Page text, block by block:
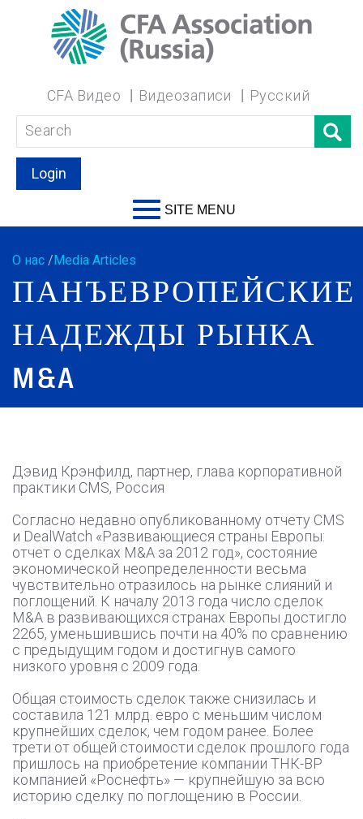
CFA Видео Видеозаписи Русский
Login
SITE MENU
О нас /Media Articles
ПАНЪЕВРОПЕЙСКИЕ
НАДЕЖДЫ РЫНКА
M&A
Дэвид Крэнфилд, партнер, глава корпоративной
практики CMS, Россия
Согласно недавно опубликованному отчету CMS
и DealWatch «Развивающиеся страны Европы:
отчет о сделках M&A за 2012 год», состояние
экономической неопределенности весьма
чувствительно отразилось на рынке слияний и
поглощений. К началу 2013 года число сделок
M&A в развивающихся странах Европы достигло
2265, уменьшившись почти на 40% по сравнению
с предыдущим годом и достигнув самого
низкого уровня с 2009 года.
Общая стоимость сделок также снизилась и
составила 121 млрд. евро с меньшим числом
крупнейших сделок, чем годом ранее. Более
трети от общей стоимости сделок прошлого года
пришлось на приобретение компании ТНК-BP
компанией «Роснефть» — крупнейшую за всю
историю сделку по поглощению в России.